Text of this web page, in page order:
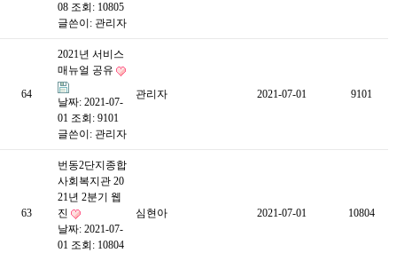
08 조회: 10805
글쓴이: 관리자
64
2021년 서비스
매뉴얼 공유
날짜: 2021-07-
01 조회: 9101
글쓴이: 관리자
관리자 2021-07-01 9101
63
번동2단지종합
사회복지관 20
21년 2분기 웹
진
날짜: 2021-07-
01 조회: 10804
심현아 2021-07-01 10804